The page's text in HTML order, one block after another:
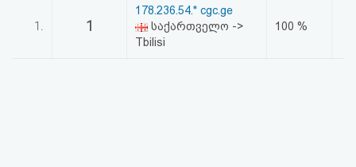
კოდი
სალიცენზიო
1. 1
178.236.54.* cgc.ge
საქართველო ->
Tbilisi
100 %